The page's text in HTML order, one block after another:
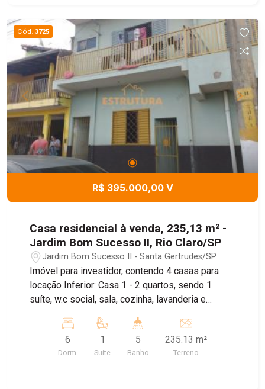
Cód. 3725
R$ 395.000,00 V
Casa residencial à venda, 235,13 m² -
Jardim Bom Sucesso II, Rio Claro/SP
Jardim Bom Sucesso II - Santa Gertrudes/SP
Imóvel para investidor, contendo 4 casas para
locação Inferior: Casa 1 - 2 quartos, sendo 1
suíte, w.c social, sala, cozinha, lavanderia e
cozinha conjugada com lavanderia. Superior: Casa
3 - 2 dormitórios, w.c social, sala, cozinha com
lavanderia e sacada; Casa 4 - 1 dormitório, w.c
6
Dorm.
1
Suite
5
Banho
235.13 m²
Terreno